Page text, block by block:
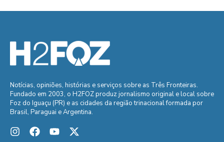
Notícias, opiniões, histórias e serviços sobre as Três Fronteiras.
Fundado em 2003, o H2FOZ produz jornalismo original e local sobre
Foz do Iguaçu (PR) e as cidades da região trinacional formada por
Brasil, Paraguai e Argentina.